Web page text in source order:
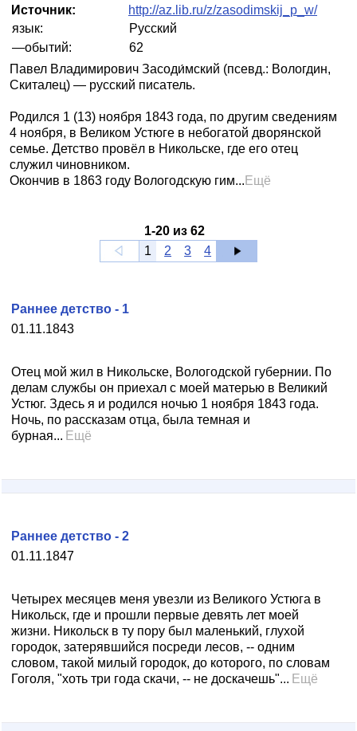
Источник:
http://az.lib.ru/z/zasodimskij_p_w/
язык:
Русский
—обытий:
62
Павел Владимирович Засоди́мский (псевд.: Вологдин,
Скиталец) — русский писатель.
Родился 1 (13) ноября 1843 года, по другим сведениям
4 ноября, в Великом Устюге в небогатой дворянской
семье. Детство провёл в Никольске, где его отец
служил чиновником.
Окончив в 1863 году Вологодскую гим... Ещё
1-20из 62
1
2 3 4
01.11.1843
Раннее детство - 1
Отец мой жил в Никольске, Вологодской губернии. По
делам службы он приехал с моей матерью в Великий
Устюг. Здесь я и родился ночью 1 ноября 1843 года.
Ночь, по рассказам отца, была темная и
бурная... Ещё
01.11.1847
Раннее детство - 2
Четырех месяцев меня увезли из Великого Устюга в
Никольск, где и прошли первые девять лет моей
жизни. Никольск в ту пору был маленький, глухой
городок, затерявшийся посреди лесов, -- одним
словом, такой милый городок, до которого, по словам
Гоголя, "хоть три года скачи, -- не доскачешь"... Ещё